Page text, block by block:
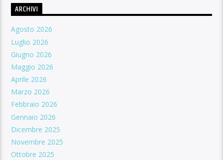
ARCHIVI
Agosto 2026
Luglio 2026
Giugno 2026
Maggio 2026
Aprile 2026
Marzo 2026
Febbraio 2026
Gennaio 2026
Dicembre 2025
Novembre 2025
Ottobre 2025